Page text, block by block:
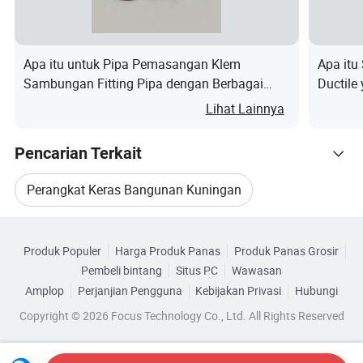
Apa itu untuk Pipa Pemasangan Klem
Sambungan Fitting Pipa dengan Berbagai
Lihat Lainnya
Apa itu
Ductile
Pencarian Terkait
Perangkat Keras Bangunan Kuningan
Perangkat Keras Kuningan Kamar Mandi
Perangkat Keras Pintu Kuningan
Telusuri menurut Kategori
Produk Populer Harga Produk Panas
Produk Panas Grosir
Pembeli bintang
Situs PC
Wawasan
Amplop
Perjanjian Pengguna Kebijakan Privasi
Hubungi
Copyright © 2026 Focus Technology Co., Ltd. All Rights Reserved